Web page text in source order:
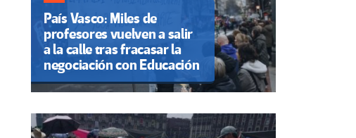
País Vasco: Miles de
profesores vuelven a salir
a la calle tras fracasar la
negociación con Educación